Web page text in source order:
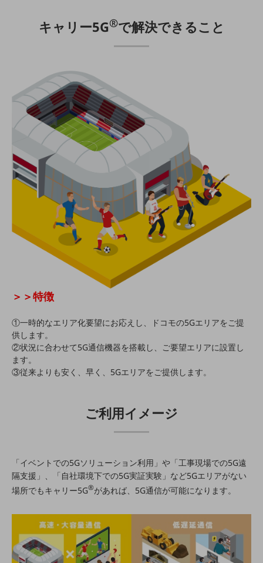
人材不足解消
業種・業態で探す
業種・業態で探すTOP
自治体
医療・介護
モビリティ
製造・建設業
キーワードで探す
モバイルTOP
法人向けスマホ・携帯に関する、
おすすめの機種、料金やサービスをご紹介
製品
製品TOP
ビジネス向けスマートフォン
5G対応ホームルーター
通信モジュール製品
IOT完了済みメーカーブランド製品
料金
料金TOP
キャリー5G®で解決できること
＞＞特徴
①一時的なエリア化要望にお応えし、ドコモの5Gエリアをご提
供します。
②状況に合わせて5G通信機器を搭載し、ご要望エリアに設置し
ます。
③従来よりも安く、早く、5Gエリアをご提供します。
ご利用イメージ
「イベントでの5Gソリューション利用」や「工事現場での5G遠
隔支援」、「自社環境下での5G実証実験」など5Gエリアがない
場所でもキャリー5G®があれば、5G通信が可能になります。